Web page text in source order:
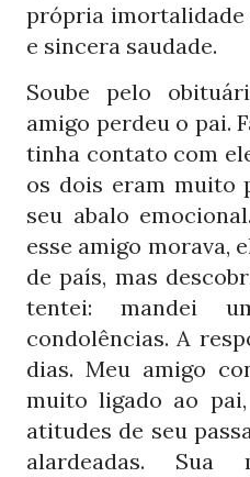
própria imortalidade
e sincera saudade.
Soube pelo
amigo perdeu o pai.
tinha contato com
os dois eram muito
seu abalo
esse amigo morava,
de país, mas
tentei: mandei
condolências. A
dias. Meu amigo
muito ligado ao
atitudes de seu
alardeadas.